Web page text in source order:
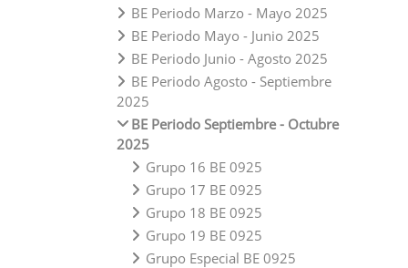
BE Periodo Marzo - Mayo 2025
BE Periodo Mayo - Junio 2025
BE Periodo Junio - Agosto 2025
BE Periodo Agosto - Septiembre
2025
BE Periodo Septiembre - Octubre
2025
Grupo 16 BE 0925
Grupo 17 BE 0925
Grupo 18 BE 0925
Grupo 19 BE 0925
Grupo Especial BE 0925